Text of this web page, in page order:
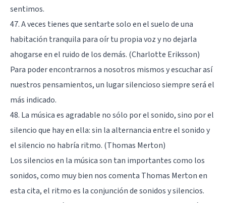
sentimos.
47. A veces tienes que sentarte solo en el suelo de una
habitación tranquila para oír tu propia voz y no dejarla
ahogarse en el ruido de los demás. (Charlotte Eriksson)
Para poder encontrarnos a nosotros mismos y escuchar así
nuestros pensamientos, un lugar silencioso siempre será el
más indicado.
48. La música es agradable no sólo por el sonido, sino por el
silencio que hay en ella: sin la alternancia entre el sonido y
el silencio no habría ritmo. (Thomas Merton)
Los silencios en la música son tan importantes como los
sonidos, como muy bien nos comenta Thomas Merton en
esta cita, el ritmo es la conjunción de sonidos y silencios.